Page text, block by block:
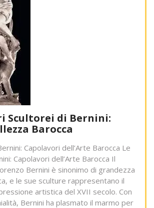
Scultorei di Bernini:
Barocca
Capolavori dell’Arte Barocca Le
Capolavori dell’Arte Barocca Il
Bernini è sinonimo di grandezza
e le sue sculture rappresentano il
artistica del XVII secolo. Con
Bernini ha plasmato il marmo per